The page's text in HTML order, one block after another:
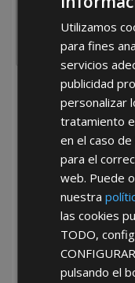
He leído y
*Abstenerse
Utilizamos
para fines
servicios
publicidad
personalizar
tratamiento
en el caso
para el
web. Puede
nuestra
las cookies
TODO,
pulsando el